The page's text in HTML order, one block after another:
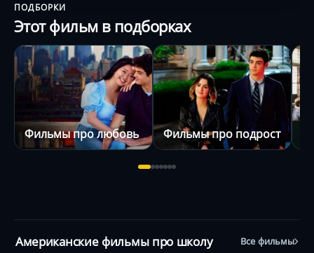
ПОДБОРКИ
Этот фильм в подборках
Фильмы про любовь Фильмы про подростков
Американские фильмы про школу Все фильмы